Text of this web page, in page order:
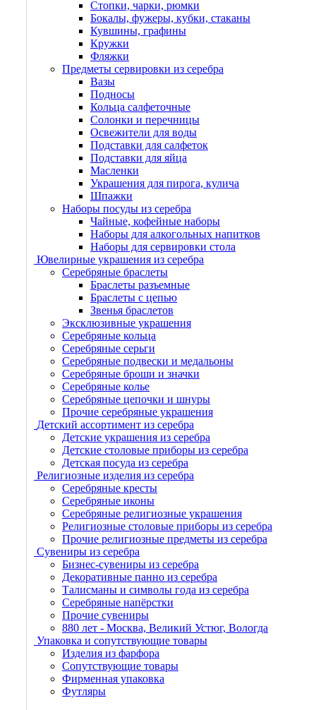
Стопки, чарки, рюмки
Бокалы, фужеры, кубки, стаканы
Кувшины, графины
Кружки
Фляжки
Предметы сервировки из серебра
Вазы
Подносы
Кольца салфеточные
Солонки и перечницы
Освежители для воды
Подставки для салфеток
Подставки для яйца
Масленки
Украшения для пирога, кулича
Шпажки
Наборы посуды из серебра
Чайные, кофейные наборы
Наборы для алкогольных напитков
Наборы для сервировки стола
Ювелирные украшения из серебра
Серебряные браслеты
Браслеты разъемные
Браслеты с цепью
Звенья браслетов
Эксклюзивные украшения
Серебряные кольца
Серебряные серьги
Серебряные подвески и медальоны
Серебряные броши и значки
Серебряные колье
Серебряные цепочки и шнуры
Прочие серебряные украшения
Детский ассортимент из серебра
Детские украшения из серебра
Детские столовые приборы из серебра
Детская посуда из серебра
Религиозные изделия из серебра
Серебряные кресты
Серебряные иконы
Серебряные религиозные украшения
Религиозные столовые приборы из серебра
Прочие религиозные предметы из серебра
Сувениры из серебра
Бизнес-сувениры из серебра
Декоративные панно из серебра
Талисманы и символы года из серебра
Серебряные напёрстки
Прочие сувениры
880 лет - Москва, Великий Устюг, Вологда
Упаковка и сопутствующие товары
Изделия из фарфора
Сопутствующие товары
Фирменная упаковка
Футляры